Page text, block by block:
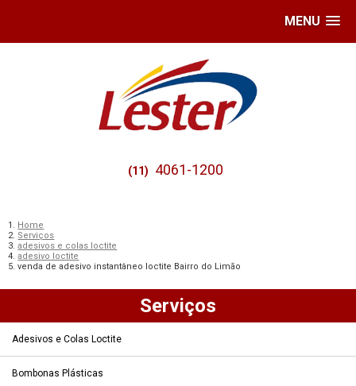
MENU
(11) 4061-1200
Home
Serviços
adesivos e colas loctite
adesivo loctite
venda de adesivo instantâneo loctite Bairro do Limão
Serviços
Adesivos e Colas Loctite
Bombonas Plásticas